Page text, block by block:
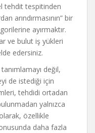
tehdit tespitinden
arındırmasının” bir
ayırmaktır.
ve bulut iş yükleri
edersiniz.
değil,
de istediği için
tehdidi ortadan
yalnızca
özellikle
daha fazla